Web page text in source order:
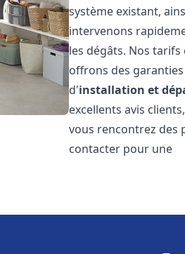
système existant,
intervenons
les dégâts. Nos
offrons des
d'installation et
excellents avis
vous rencontrez des
contacter pour une